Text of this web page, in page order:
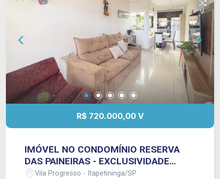
R$ 720.000,00 V
IMÓVEL NO CONDOMÍNIO RESERVA
DAS PAINEIRAS - EXCLUSIVIDADE
FRANCIOSI !
Vila Progresso - Itapetininga/SP